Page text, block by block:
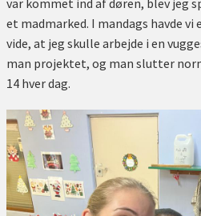
var kommet ind af døren, blev jeg
et madmarked. I mandags havde
vide, at jeg skulle arbejde i en
man projektet, og man slutter
14 hver dag.